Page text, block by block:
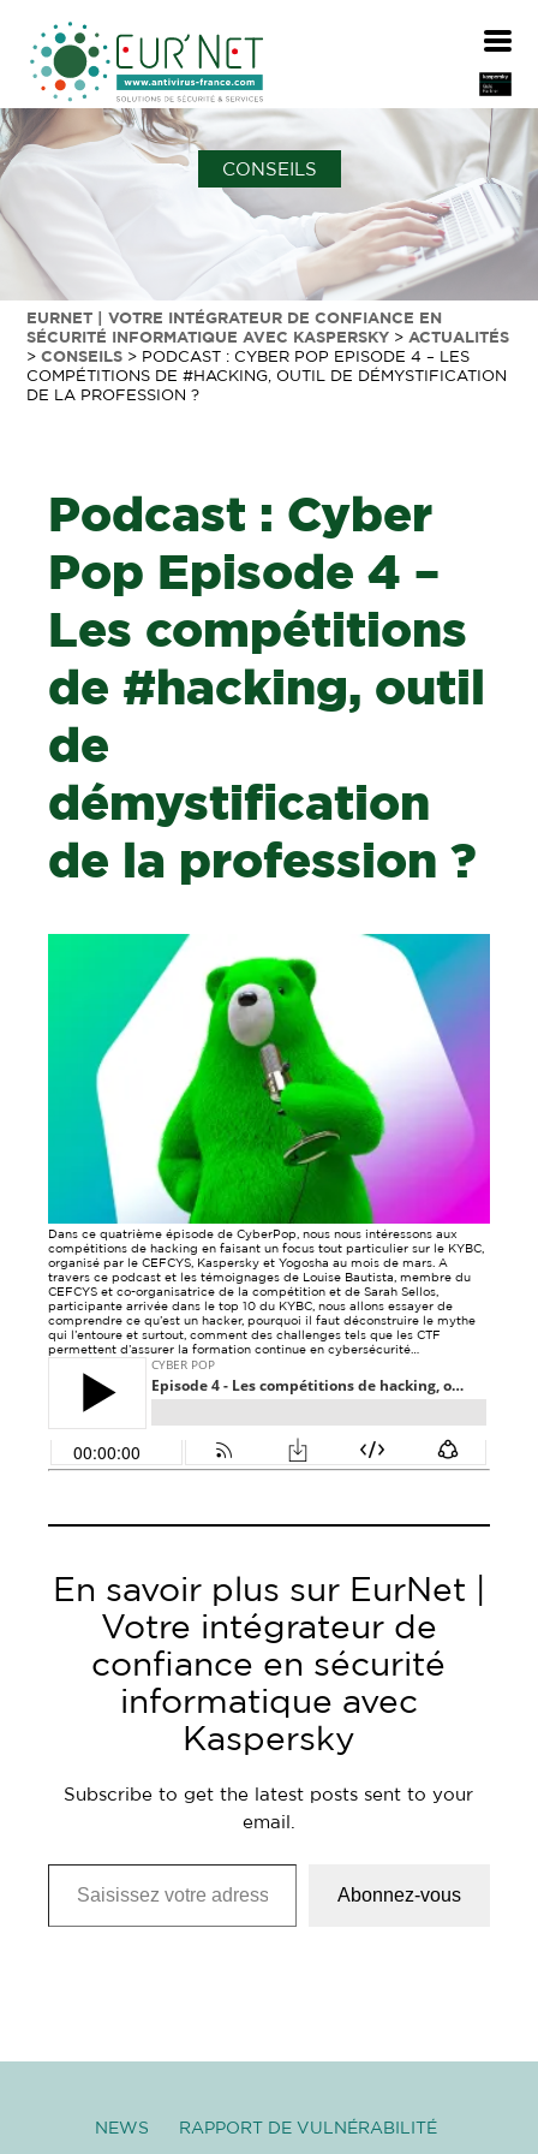
CONSEILS
EURNET | VOTRE INTÉGRATEUR DE CONFIANCE EN
SÉCURITÉ INFORMATIQUE AVEC KASPERSKY >ACTUALITÉS
>CONSEILS > PODCAST : CYBER POP EPISODE 4 – LES
COMPÉTITIONS DE #HACKING, OUTIL DE DÉMYSTIFICATION
DE LA PROFESSION ?
Podcast : Cyber
Pop Episode 4 –
Les compétitions
de #hacking, outil
de
démystification
de la profession ?
Dans ce quatrième épisode de CyberPop, nous nous intéressons aux
compétitions de hacking en faisant un focus tout particulier sur le KYBC,
organisé par le CEFCYS, Kaspersky et Yogosha au mois de mars. A
travers ce podcast et les témoignages de Louise Bautista, membre du
CEFCYS et co-organisatrice de la compétition et de Sarah Sellos,
participante arrivée dans le top 10 du KYBC, nous allons essayer de
comprendre ce qu’est un hacker, pourquoi il faut déconstruire le mythe
qui l’entoure et surtout, comment des challenges tels que les CTF
permettent d’assurer la formation continue en cybersécurité…
En savoir plus sur EurNet |
Votre intégrateur de
confiance en sécurité
informatique avec
Kaspersky
Subscribe to get the latest posts sent to your
email.
Saisissez votre adresse e-mail…
Abonnez-vous
NEWS RAPPORT DE VULNÉRABILITÉ